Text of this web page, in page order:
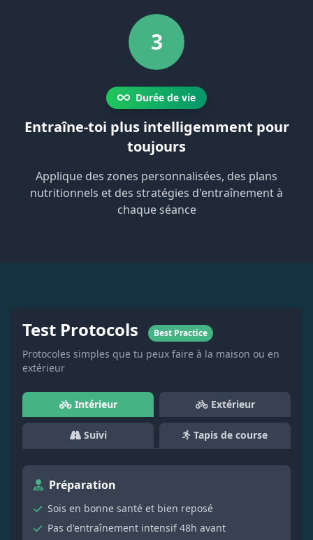
3
Durée de vie
Entraîne-toi plus intelligemment pour
toujours
Applique des zones personnalisées, des plans
nutritionnels et des stratégies d'entraînement à
chaque séance
Test Protocols Best Practice
Protocoles simples que tu peux faire à la maison ou en
extérieur
Intérieur Extérieur
Suivi Tapis de course
Préparation
Sois en bonne santé et bien reposé
Pas d'entraînement intensif 48h avant